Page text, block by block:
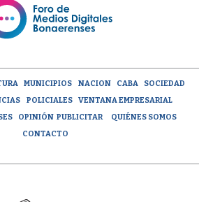
MUNICIPIOS NACION CABA
SOCIEDAD
POLICIALES
VENTANA EMPRESARIAL
OPINIÓN PUBLICITAR
QUIÉNES SOMOS
CONTACTO